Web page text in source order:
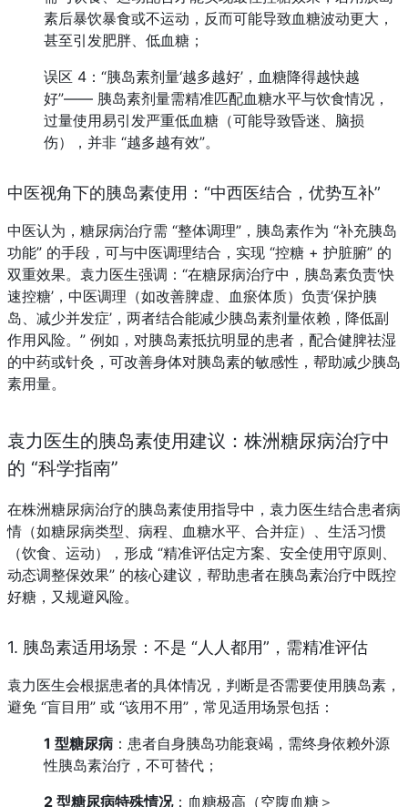
素后暴饮暴食或不运动，反而可能导致血糖波动更大，
甚至引发肥胖、低血糖；
误区 4：“胰岛素剂量‘越多越好’，血糖降得越快越
好”—— 胰岛素剂量需精准匹配血糖水平与饮食情况，
过量使用易引发严重低血糖（可能导致昏迷、脑损
伤），并非 “越多越有效”。
中医视角下的胰岛素使用：“中西医结合，优势互补”
中医认为，糖尿病治疗需 “整体调理”，胰岛素作为 “补充胰岛
功能” 的手段，可与中医调理结合，实现 “控糖 + 护脏腑” 的
双重效果。袁力医生强调：“在糖尿病治疗中，胰岛素负责‘快
速控糖’，中医调理（如改善脾虚、血瘀体质）负责‘保护胰
岛、减少并发症’，两者结合能减少胰岛素剂量依赖，降低副
作用风险。” 例如，对胰岛素抵抗明显的患者，配合健脾祛湿
的中药或针灸，可改善身体对胰岛素的敏感性，帮助减少胰岛
素用量。
袁力医生的胰岛素使用建议：株洲糖尿病治疗中
的 “科学指南”
在株洲糖尿病治疗的胰岛素使用指导中，袁力医生结合患者病
情（如糖尿病类型、病程、血糖水平、合并症）、生活习惯
（饮食、运动），形成 “精准评估定方案、安全使用守原则、
动态调整保效果” 的核心建议，帮助患者在胰岛素治疗中既控
好糖，又规避风险。
1. 胰岛素适用场景：不是 “人人都用”，需精准评估
袁力医生会根据患者的具体情况，判断是否需要使用胰岛素，
避免 “盲目用” 或 “该用不用”，常见适用场景包括：
1 型糖尿病 ：患者自身胰岛功能衰竭，需终身依赖外源
性胰岛素治疗，不可替代；
2 型糖尿病特殊情况：血糖极高（空腹血糖＞